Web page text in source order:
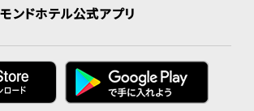
ンドホテル公式アプリ